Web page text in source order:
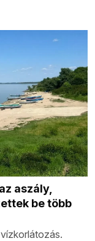
aszály,
be több